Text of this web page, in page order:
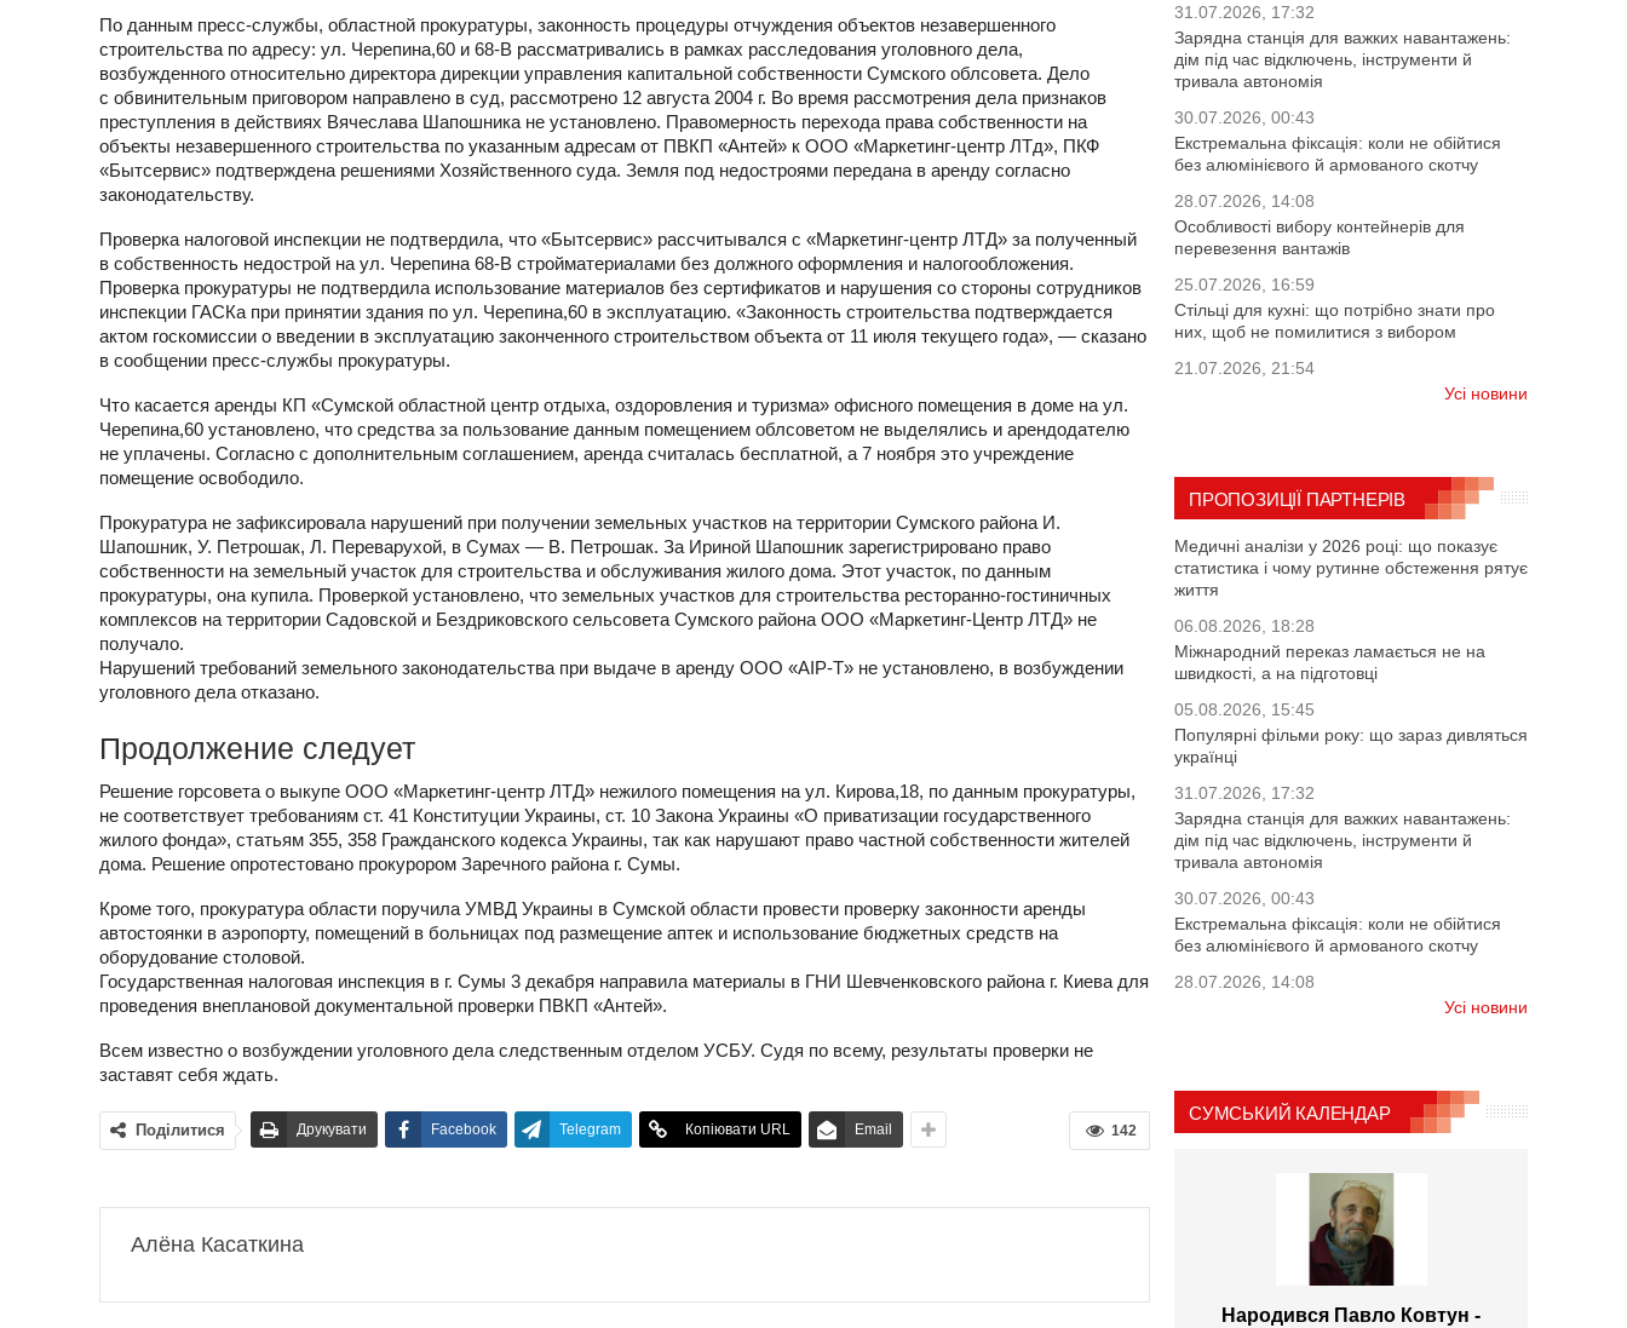
По данным пресс-службы, областной прокуратуры, законность процедуры отчуждения объектов незавершенного
строительства по адресу: ул. Черепина,60 и 68-В рассматривались в рамках расследования уголовного дела,
возбужденного относительно директора дирекции управления капитальной собственности Сумского облсовета. Дело
с обвинительным приговором направлено в суд, рассмотрено 12 августа 2004 г. Во время рассмотрения дела признаков
преступления в действиях Вячеслава Шапошника не установлено. Правомерность перехода права собственности на
объекты незавершенного строительства по указанным адресам от ПВКП «Антей» к ООО «Маркетинг-центр ЛТд», ПКФ
«Бытсервис» подтверждена решениями Хозяйственного суда. Земля под недостроями передана в аренду согласно
законодательству.
Проверка налоговой инспекции не подтвердила, что «Бытсервис» рассчитывался с «Маркетинг-центр ЛТД» за полученный
в собственность недострой на ул. Черепина 68-В стройматериалами без должного оформления и налогообложения.
Проверка прокуратуры не подтвердила использование материалов без сертификатов и нарушения со стороны сотрудников
инспекции ГАСКа при принятии здания по ул. Черепина,60 в эксплуатацию. «Законность строительства подтверждается
актом госкомиссии о введении в эксплуатацию законченного строительством объекта от 11 июля текущего года», — сказано
в сообщении пресс-службы прокуратуры.
Что касается аренды КП «Сумской областной центр отдыха, оздоровления и туризма» офисного помещения в доме на ул.
Черепина,60 установлено, что средства за пользование данным помещением облсоветом не выделялись и арендодателю
не уплачены. Согласно с дополнительным соглашением, аренда считалась бесплатной, а 7 ноября это учреждение
помещение освободило.
Прокуратура не зафиксировала нарушений при получении земельных участков на территории Сумского района И.
Шапошник, У. Петрошак, Л. Переварухой, в Сумах — В. Петрошак. За Ириной Шапошник зарегистрировано право
собственности на земельный участок для строительства и обслуживания жилого дома. Этот участок, по данным
прокуратуры, она купила. Проверкой установлено, что земельных участков для строительства ресторанно-гостиничных
комплексов на территории Садовской и Бездриковского сельсовета Сумского района ООО «Маркетинг-Центр ЛТД» не
получало.
Нарушений требований земельного законодательства при выдаче в аренду ООО «AIP-T» не установлено, в возбуждении
уголовного дела отказано.
Продолжение следует
Решение горсовета о выкупе ООО «Маркетинг-центр ЛТД» нежилого помещения на ул. Кирова,18, по данным прокуратуры,
не соответствует требованиям ст. 41 Конституции Украины, ст. 10 Закона Украины «О приватизации государственного
жилого фонда», статьям 355, 358 Гражданского кодекса Украины, так как нарушают право частной собственности жителей
дома. Решение опротестовано прокурором Заречного района г. Сумы.
Кроме того, прокуратура области поручила УМВД Украины в Сумской области провести проверку законности аренды
автостоянки в аэропорту, помещений в больницах под размещение аптек и использование бюджетных средств на
оборудование столовой.
Государственная налоговая инспекция в г. Сумы 3 декабря направила материалы в ГНИ Шевченковского района г. Киева для
проведения внеплановой документальной проверки ПВКП «Антей».
Всем известно о возбуждении уголовного дела следственным отделом УСБУ. Судя по всему, результаты проверки не
заставят себя ждать.
142
Поділитися Друкувати Facebook Telegram Копіювати URL Email
Алёна Касаткина
31.07.2026, 17:32
Зарядна станція для важких навантажень:
дім під час відключень, інструменти й
тривала автономія
30.07.2026, 00:43
Екстремальна фіксація: коли не обійтися
без алюмінієвого й армованого скотчу
28.07.2026, 14:08
Особливості вибору контейнерів для
перевезення вантажів
25.07.2026, 16:59
Стільці для кухні: що потрібно знати про
них, щоб не помилитися з вибором
21.07.2026, 21:54
Усі новини
ПРОПОЗИЦІЇ ПАРТНЕРІВ
Медичні аналізи у 2026 році: що показує
статистика і чому рутинне обстеження рятує
життя
06.08.2026, 18:28
Міжнародний переказ ламається не на
швидкості, а на підготовці
05.08.2026, 15:45
Популярні фільми року: що зараз дивляться
українці
31.07.2026, 17:32
Зарядна станція для важких навантажень:
дім під час відключень, інструменти й
тривала автономія
30.07.2026, 00:43
Екстремальна фіксація: коли не обійтися
без алюмінієвого й армованого скотчу
28.07.2026, 14:08
Усі новини
СУМСЬКИЙ КАЛЕНДАР
Народився Павло Ковтун -